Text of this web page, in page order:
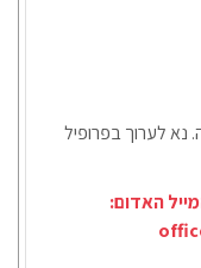
נא לערוך בפרופיל
האדום: